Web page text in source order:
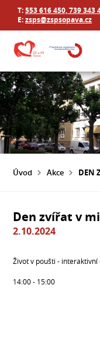
T:553 616 450, 739 343
E:zsps@zspsopava.cz
Úvod Akce DEN
Den zvířat v
2.10.2024
Život v poušti - interaktivní
14:00 - 15:00